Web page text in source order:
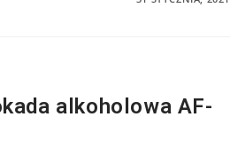
alkoholowa AF-